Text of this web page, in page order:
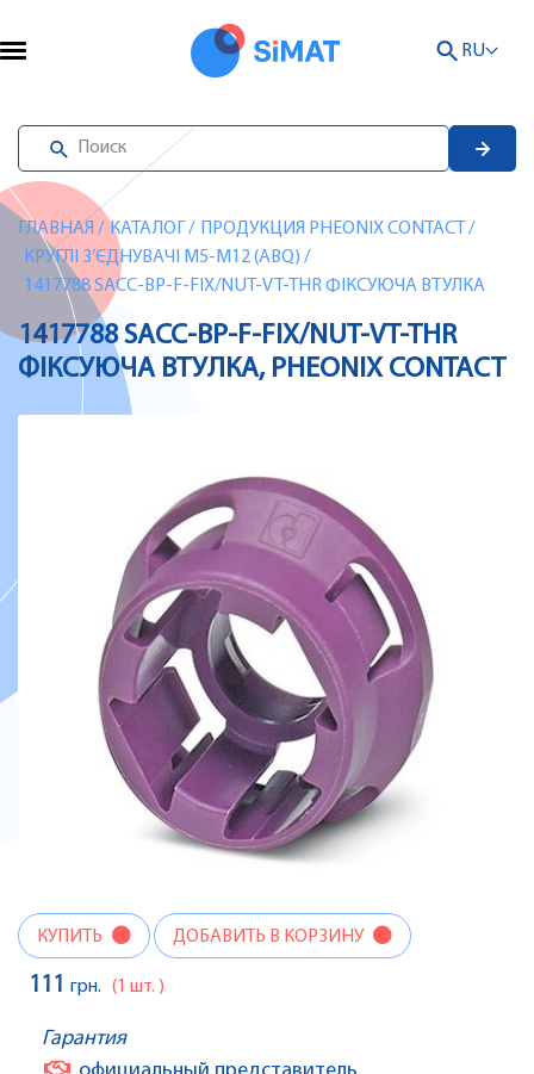
RU
ГЛАВНАЯ / КАТАЛОГ / ПРОДУКЦИЯ PHEONIX CONTACT /
КРУГЛІ З’ЄДНУВАЧІ M5-M12 (ABQ) /
1417788 SACC-BP-F-FIX/NUT-VT-THR ФІКСУЮЧА ВТУЛКА
1417788 SACC-BP-F-FIX/NUT-VT-THR
ФІКСУЮЧА ВТУЛКА, PHEONIX CONTACT
КУПИТЬ ДОБАВИТЬ В КОРЗИНУ
111 грн. (1 шт. )
Гарантия